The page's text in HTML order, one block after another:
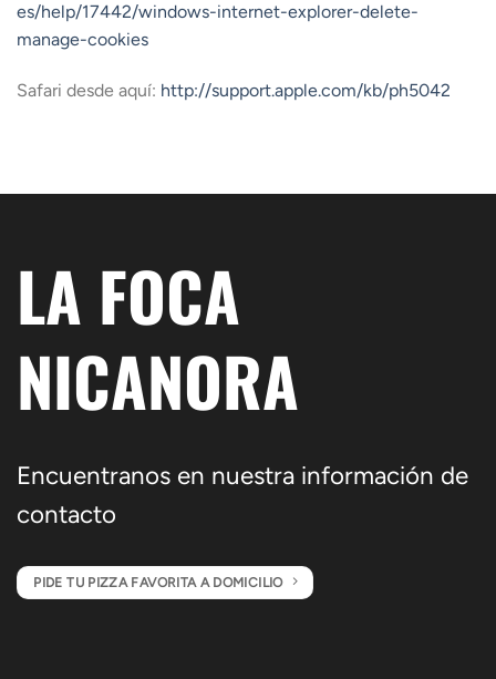
es/help/17442/windows-internet-explorer-delete-
manage-cookies
Safari desde aquí: http://support.apple.com/kb/ph5042
LA FOCA
NICANORA
Encuentranos en nuestra información de
contacto
PIDE TU PIZZA FAVORITA A DOMICILIO